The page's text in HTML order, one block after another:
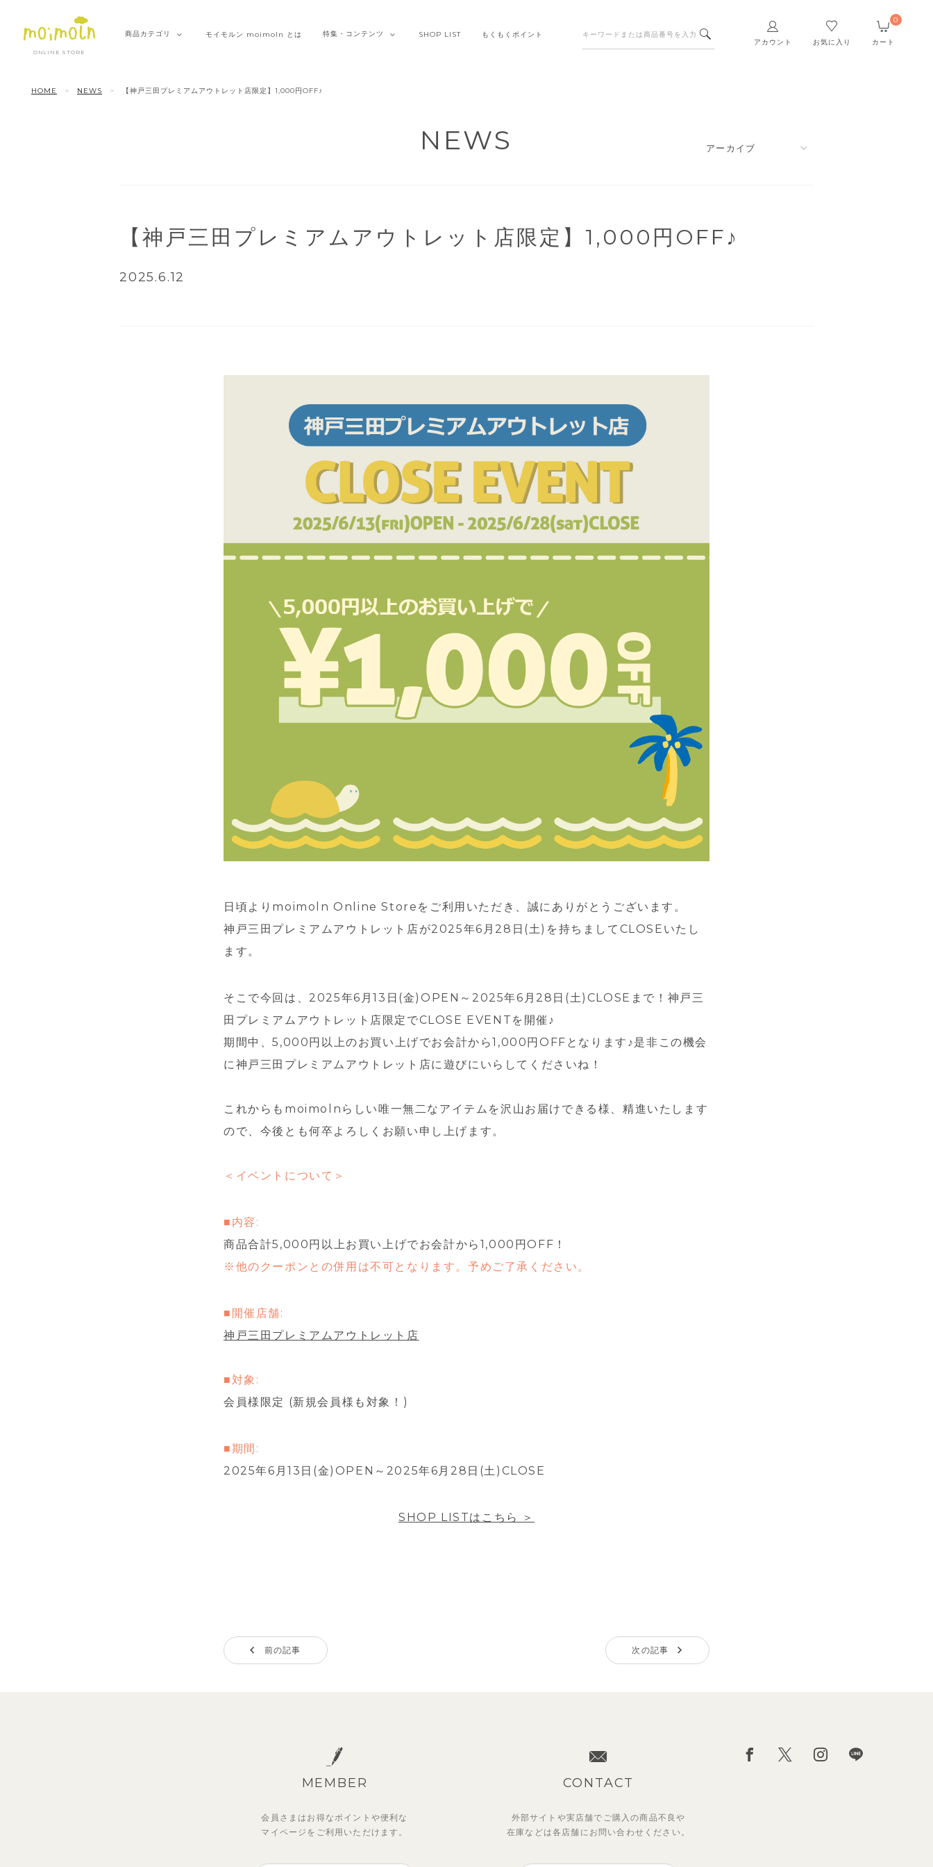
ONLINE STORE
アカウント お気に入り カート
0
商品カテゴリ モイモルン moimoln とは 特集・ コンテンツ SHOP LIST もくもくポイント
HOME NEWS 【神戸三田プレミアムアウトレット店限定】1,000円OFF♪
NEWS
【神戸三田プレミアムアウトレット店限定】1,000円OFF♪
2025.6.12
日頃よりmoimoln Online Storeをご利用いただき、誠にありがとうございます。
神戸三田プレミアムアウトレット店が2025年6月28日(土)を持ちましてCLOSEいたし
ます。
そこで今回は、2025年6月13日(金)OPEN～2025年6月28日(土)CLOSEまで！神戸三
田プレミアムアウトレット店限定でCLOSE EVENTを開催♪
期間中、5,000円以上のお買い上げでお会計から1,000円OFFとなります♪是非この機会
に神戸三田プレミアムアウトレット店に遊びにいらしてくださいね！
これからもmoimolnらしい唯一無二なアイテムを沢山お届けできる様、精進いたします
ので、今後とも何卒よろしくお願い申し上げます。
＜イベントについて＞
■内容:
商品合計5,000円以上お買い上げでお会計から1,000円OFF！
※他のクーポンとの併用は不可となります。予めご了承ください。
■開催店舗:
神戸三田プレミアムアウトレット店
■対象:
会員様限定 (新規会員様も対象！)
■期間:
2025年6月13日(金)OPEN～2025年6月28日(土)CLOSE
SHOP LISTはこちら ＞
前の記事 次の記事
MEMBER
会員さまはお得なポイントや便利な
マイページを ご利用いただけます。
CONTACT
外部サイトや実店舗でご購入の商品不良や
在庫などは各店舗に お問い合わせください。